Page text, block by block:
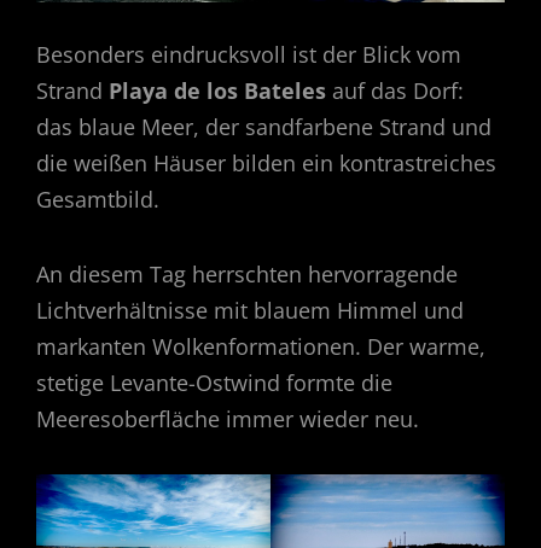
Besonders eindrucksvoll ist der Blick vom
Strand Playa de los Bateles auf das Dorf:
das blaue Meer, der sandfarbene Strand und
die weißen Häuser bilden ein kontrastreiches
Gesamtbild.
An diesem Tag herrschten hervorragende
Lichtverhältnisse mit blauem Himmel und
markanten Wolkenformationen. Der warme,
stetige Levante-Ostwind formte die
Meeresoberfläche immer wieder neu.